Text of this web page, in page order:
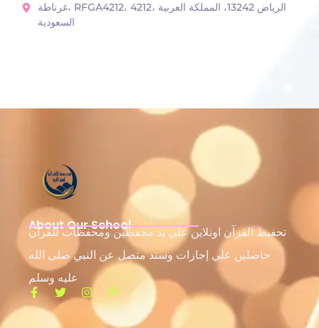
غرناطة، RFGA4212، 4212، الرياض 13242، المملكة العربية
السعودية
About Our School
تحفيظ القرآن اونلاين علي يد محفظين ومحفظات للقرآن
حاصلين علي إجازات وسند متصل عن النبي صلى الله
عليه وسلم